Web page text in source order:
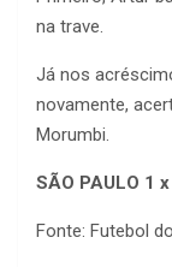
na trave.
Já nos
novamente,
Morumbi.
SÃO PAULO 1
Fonte: Futebol